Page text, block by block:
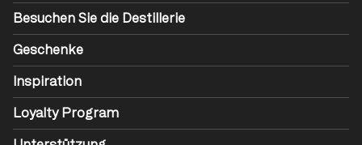
Besuchen Sie die Destillerie
Geschenke
Inspiration
Loyalty Program